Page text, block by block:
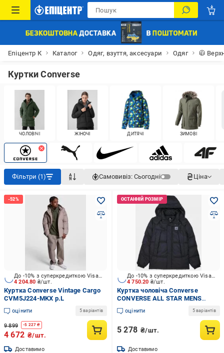
Епіцентр К Каталог Одяг, взуття, аксесуари Одяг 🧥
Куртки Converse
ЧОЛОВІЧІ ЖІНОЧІ ДИТЯЧІ ЗИМОВІ
Фільтри (1) Самовивіз: Сьогодні Ціна
4 204.80 ₴/шт.
До -10% з суперкредиткою Visa Вигода
Куртка Converse Vintage Cargo
CVM5J224-MKX р.L
оцінити 5 варіантів
9 899 -5 227 ₴
4 672 ₴/шт.
Доставимо
4 750.20 ₴/шт.
До -10% з суперкредиткою Visa Вигода
Куртка чоловіча Converse
CONVERSE ALL STAR MENS
10025253-001 р.XL чорна
оцінити 5 варіантів
5 278 ₴/шт.
Доставимо